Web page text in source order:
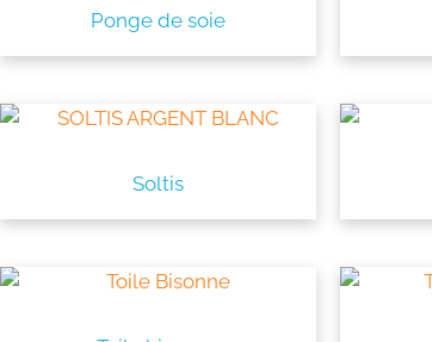
Ponge de soie
Soltis